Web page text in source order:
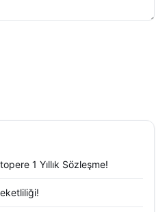
1 Yıllık Sözleşme!